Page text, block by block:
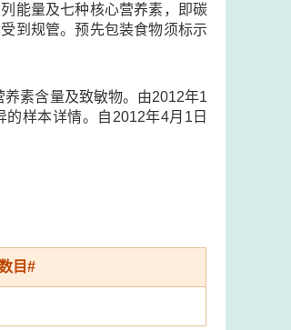
能量及七种核心营养素，即碳
到规管。预先包装食物须标示
素含量及致敏物。由2012年1
样本详情。自2012年4月1日
目#